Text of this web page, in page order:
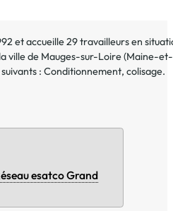
et accueille 29 travailleurs en
ville de Mauges-sur-Loire(Maine-et-
: Conditionnement, colisage.
esatco Grand